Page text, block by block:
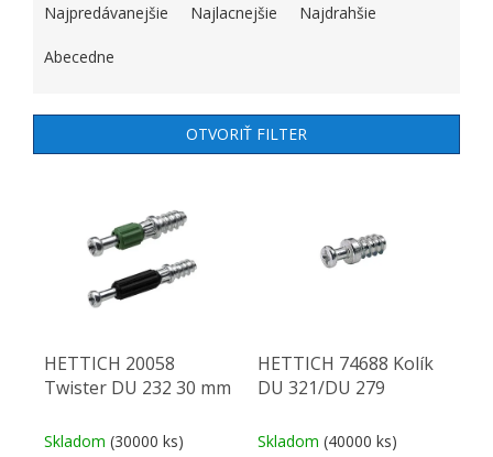
Najpredávanejšie Najlacnejšie Najdrahšie
Abecedne
OTVORIŤ FILTER
HETTICH 20058
Twister DU 232 30 mm
Skladom (30000 ks)
HETTICH 74688 Kolík
DU 321/DU 279
Skladom (40000 ks)